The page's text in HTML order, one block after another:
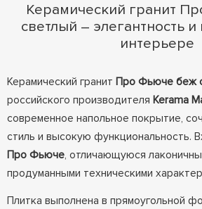
Керамический гранит
светлый – элегантность
интерьере
Керамический гранит Про Фьюче беж
российского производителя Kerama
современное напольное покрытие,
стиль и высокую функциональность.
Про Фьюче, отличающуюся
продуманными техническими
Плитка выполнена в прямоугольной